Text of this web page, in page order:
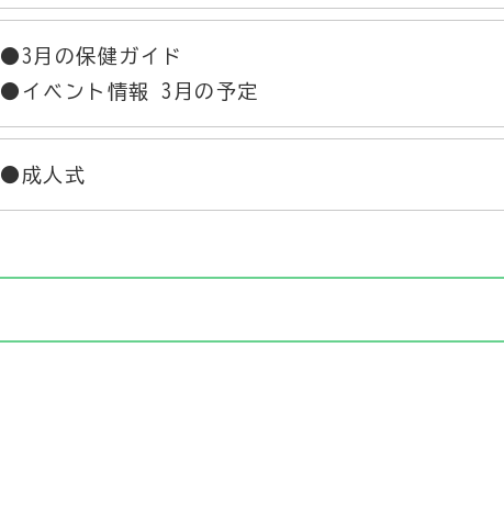
●3月の保健ガイド
●イベント情報 3月の予定
●成人式